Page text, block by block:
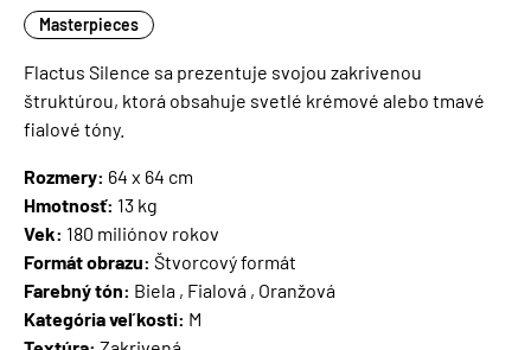
Masterpieces
Flactus Silence sa prezentuje svojou zakrivenou
štruktúrou, ktorá obsahuje svetlé krémové alebo tmavé
fialové tóny.
Rozmery: 64 x 64 cm
Hmotnosť: 13 kg
Vek: 180 miliónov rokov
Formát obrazu: Štvorcový formát
Farebný tón: Biela , Fialová , Oranžová
Kategória veľkosti: M